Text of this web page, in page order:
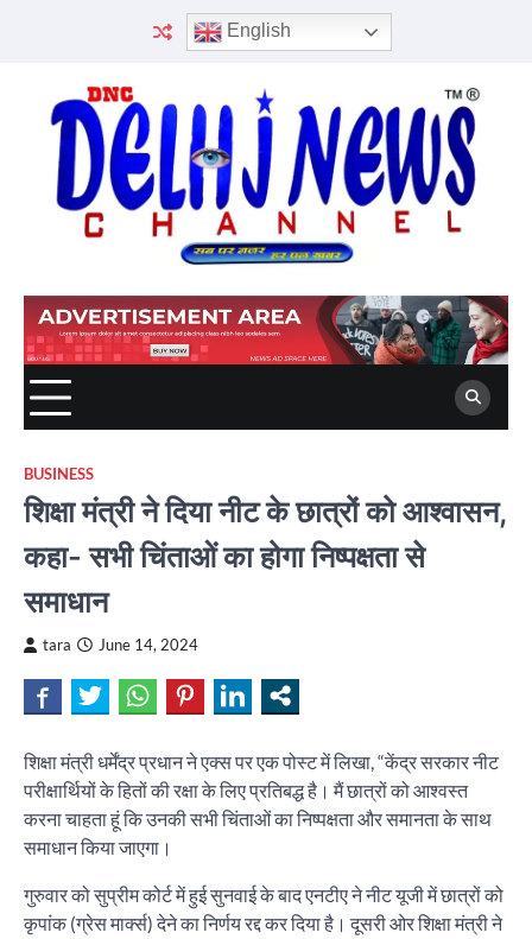
English
BUSINESS
शिक्षा मंत्री ने दिया नीट के छात्रों को आश्वासन,
कहा- सभी चिंताओं का होगा निष्पक्षता से
समाधान
tara June 14, 2024
शिक्षा मंत्री धर्मेंद्र प्रधान ने एक्स पर एक पोस्ट में लिखा, “केंद्र सरकार नीट
परीक्षार्थियों के हितों की रक्षा के लिए प्रतिबद्ध है। मैं छात्रों को आश्वस्त
करना चाहता हूं कि उनकी सभी चिंताओं का निष्पक्षता और समानता के साथ
समाधान किया जाएगा।
गुरुवार को सुप्रीम कोर्ट में हुई सुनवाई के बाद एनटीए ने नीट यूजी में छात्रों को
कृपांक (ग्रेस मार्क्स) देने का निर्णय रद्द कर दिया है। दूसरी ओर शिक्षा मंत्री ने